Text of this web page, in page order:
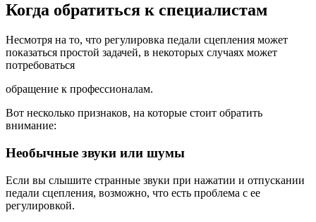
Когда обратиться к специалистам
Несмотря на то, что регулировка педали сцепления может
показаться простой задачей, в некоторых случаях может
потребоваться
обращение к профессионалам.
Вот несколько признаков, на которые стоит обратить
внимание:
Необычные звуки или шумы
Если вы слышите странные звуки при нажатии и отпускании
педали сцепления, возможно, что есть проблема с ее
регулировкой.